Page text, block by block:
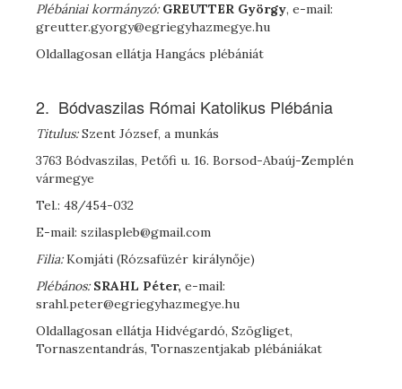
Plébániai kormányzó: GREUTTER György, e-mail:
greutter.gyorgy@egriegyhazmegye.hu
Oldallagosan ellátja Hangács plébániát
2. Bódvaszilas Római Katolikus Plébánia
Titulus:Szent József, a munkás
3763 Bódvaszilas, Petőfi u. 16. Borsod-Abaúj-Zemplén
vármegye
Tel.: 48/454-032
E-mail: szilaspleb@gmail.com
Filia:Komjáti (Rózsafüzér királynője)
Plébános: SRAHL Péter, e-mail:
srahl.peter@egriegyhazmegye.hu
Oldallagosan ellátja Hidvégardó, Szögliget,
Tornaszentandrás, Tornaszentjakab plébániákat